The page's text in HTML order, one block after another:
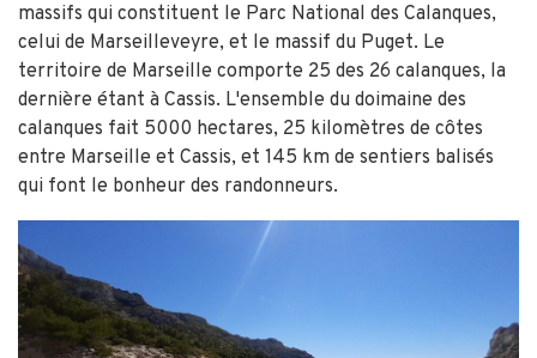
massifs qui constituent le Parc National des Calanques,
celui de Marseilleveyre, et le massif du Puget. Le
territoire de Marseille comporte 25 des 26 calanques, la
dernière étant à Cassis. L'ensemble du doimaine des
calanques fait 5000 hectares, 25 kilomètres de côtes
entre Marseille et Cassis, et 145 km de sentiers balisés
qui font le bonheur des randonneurs.